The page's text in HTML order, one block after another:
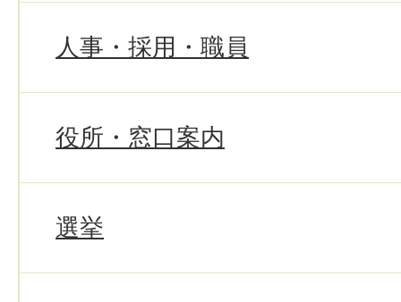
人事・採用・職員
役所・窓口案内
選挙